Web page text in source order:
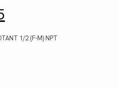
prix
actuel
est :1/2 (F-M) NPT